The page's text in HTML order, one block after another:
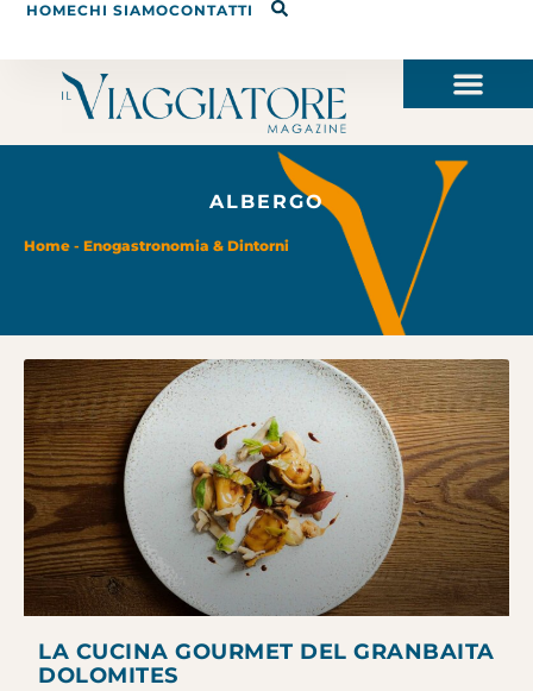
HOMECHI SIAMOCONTATTI
ALBERGO
Home - Enogastronomia & Dintorni
LA CUCINA GOURMET DEL GRANBAITA
DOLOMITES